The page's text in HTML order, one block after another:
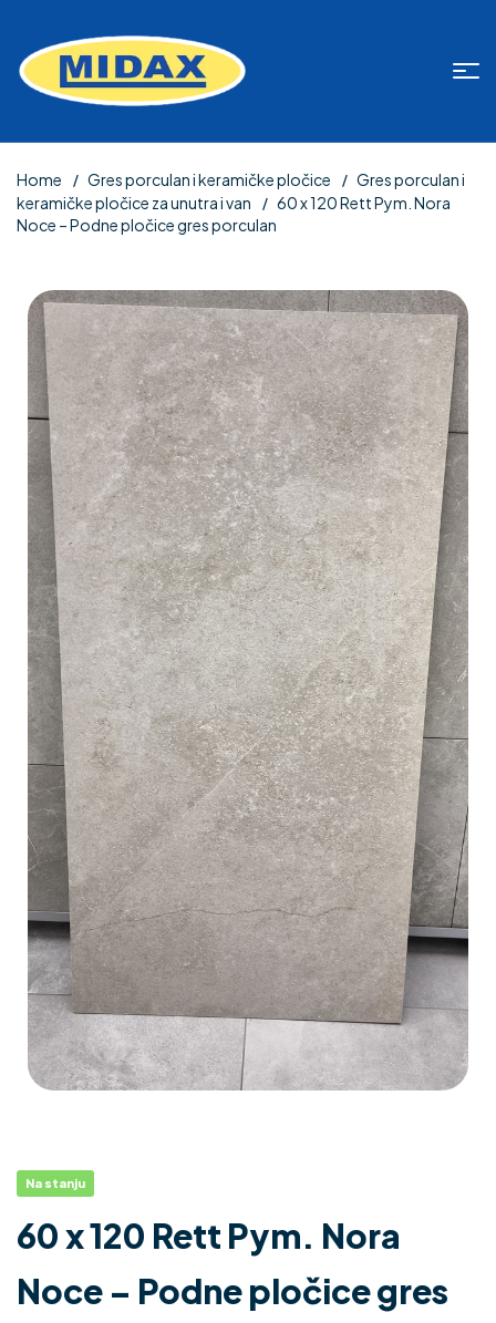
Home Gres porculan i keramičke pločice
Gres porculan i
keramičke pločice za unutra i van
60 x 120 Rett Pym. Nora
Noce – Podne pločice gres porculan
Na stanju
60 x 120 Rett Pym. Nora
Noce – Podne pločice gres